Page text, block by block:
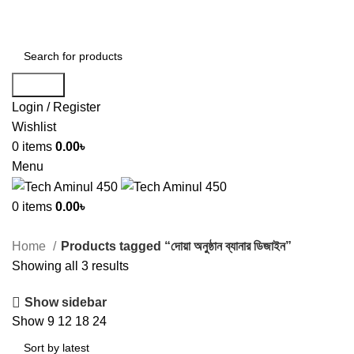
Login / Register
Wishlist
0 items 0.00৳
Menu
0 items 0.00৳
Home
Products tagged “দোয়া অনুষ্ঠান ব্যানার ডিজাইন”
Showing all 3 results
Show sidebar
Show 9 12 18 24